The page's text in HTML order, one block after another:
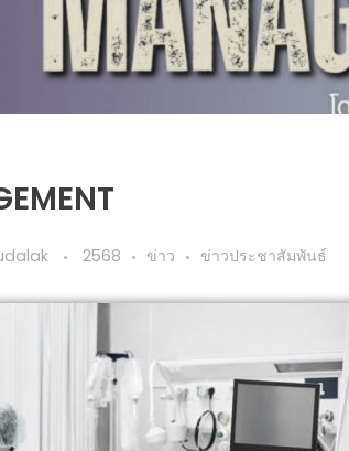
2568 ข่าว ข่าวประชาสัมพันธ์